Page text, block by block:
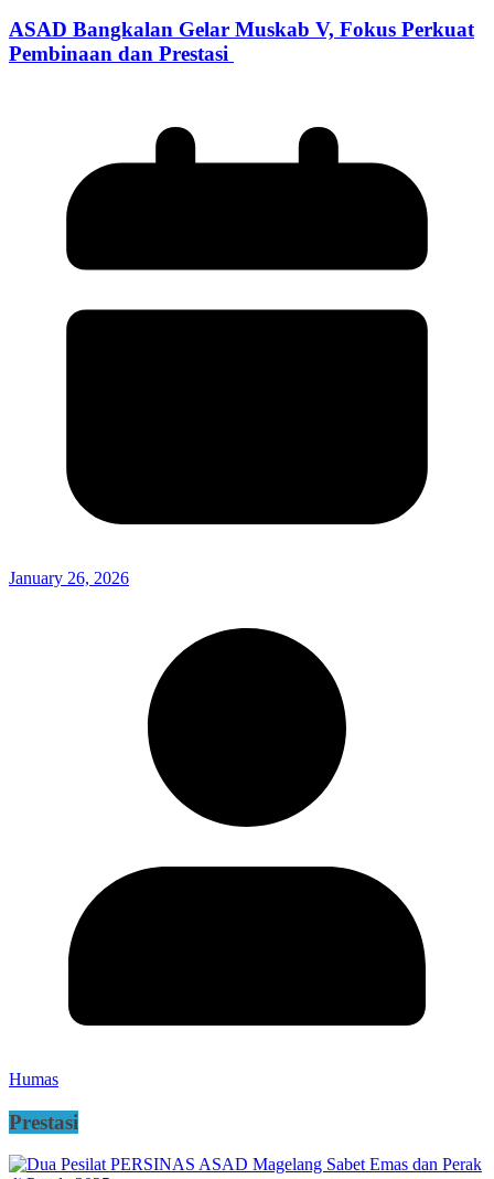
ASAD Bangkalan Gelar Muskab V, Fokus Perkuat
Pembinaan dan Prestasi
January 26, 2026
Humas
Prestasi